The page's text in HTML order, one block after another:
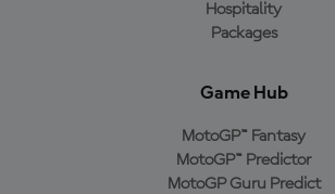
Hospitality
Packages
Game Hub
MotoGP™ Fantasy
MotoGP™ Predictor
MotoGP Guru Predict